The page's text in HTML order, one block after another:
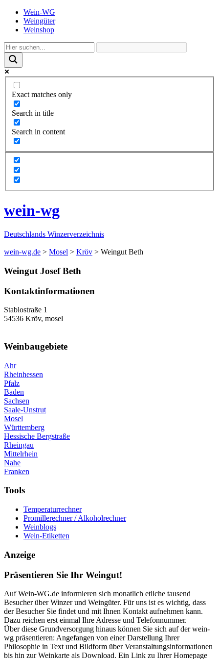
Wein-WG
Weingüter
Weinshop
Exact matches only
Search in title
Search in content
wein-wg
Deutschlands Winzerverzeichnis
wein-wg.de > Mosel > Kröv > Weingut Beth
Weingut Josef Beth
Kontaktinformationen
Stablostraße 1
54536 Kröv, mosel
Weinbaugebiete
Ahr
Rheinhessen
Pfalz
Baden
Sachsen
Saale-Unstrut
Mosel
Württemberg
Hessische Bergstraße
Rheingau
Mittelrhein
Nahe
Franken
Tools
Temperaturrechner
Promillerechner / Alkoholrechner
Weinblogs
Wein-Etiketten
Anzeige
Präsentieren Sie Ihr Weingut!
Auf Wein-WG.de informieren sich monatlich etliche tausend
Besucher über Winzer und Weingüter. Für uns ist es wichtig, dass
der Besucher Sie findet und mit Ihnen Kontakt aufnehmen kann.
Dazu reichen erst einmal Ihre Adresse und Telefonnummer.
Über diese Grundversorgung hinaus können Sie sich auf der wein-
wg präsentieren: Angefangen von einer Darstellung Ihrer
Philosophie in Text und Bildform über Veranstaltungsinformationen
bis hin zur Weinkarte als Download. Ein Link zu Ihrer Homepage